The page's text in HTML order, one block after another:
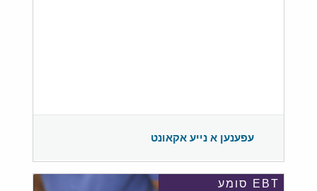
עפענען א נייע אקאונט
EBT סומע